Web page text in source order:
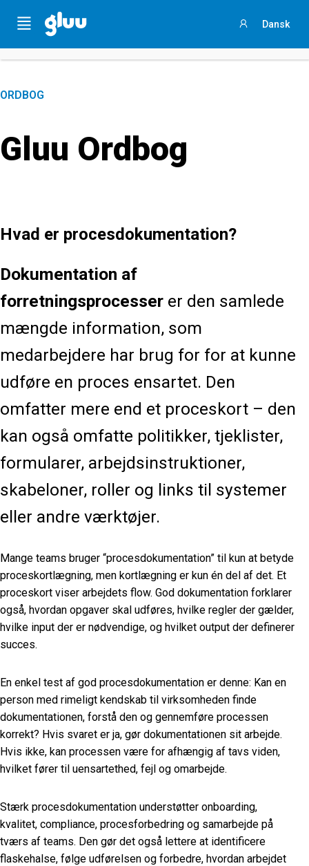
Menu Dansk
ORDBOG
Gluu Ordbog
Hvad er procesdokumentation?
Dokumentation af
forretningsprocesser er den samlede
mængde information, som
medarbejdere har brug for for at kunne
udføre en proces ensartet. Den
omfatter mere end et proceskort – den
kan også omfatte politikker, tjeklister,
formularer, arbejdsinstruktioner,
skabeloner, roller og links til systemer
eller andre værktøjer.
Mange teams bruger “procesdokumentation” til kun at betyde
proceskortlægning, men kortlægning er kun én del af det. Et
proceskort viser arbejdets flow. God dokumentation forklarer
også, hvordan opgaver skal udføres, hvilke regler der gælder,
hvilke input der er nødvendige, og hvilket output der definerer
succes.
En enkel test af god procesdokumentation er denne: Kan en
person med rimeligt kendskab til virksomheden finde
dokumentationen, forstå den og gennemføre processen
korrekt? Hvis svaret er ja, gør dokumentationen sit arbejde.
Hvis ikke, kan processen være for afhængig af tavs viden,
hvilket fører til uensartethed, fejl og omarbejde.
Stærk procesdokumentation understøtter onboarding,
kvalitet, compliance, procesforbedring og samarbejde på
tværs af teams. Den gør det også lettere at identificere
flaskehalse, følge udførelsen og forbedre, hvordan arbejdet
Sammenlign jeres procesarbejde med andre vedat
svare på et kort spørgeskema